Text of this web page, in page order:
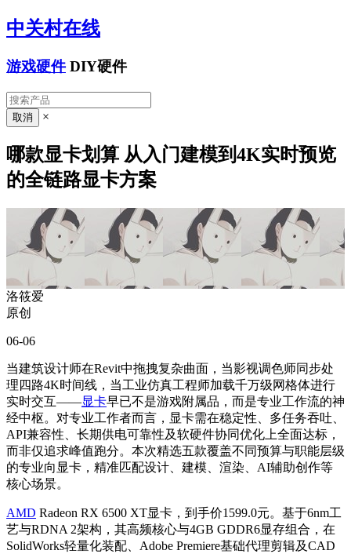
中关村在线
游戏硬件 DIY硬件
×
哪款显卡划算 从入门建模到4K实时预览
的全链路显卡方案
洛筱爱
原创
06-06
当建筑设计师在Revit中拖拽复杂曲面，当影视调色师同步处
理四路4K时间线，当工业仿真工程师加载千万级网格体进行
实时交互——显卡早已不是游戏附属品，而是专业工作流的神
经中枢。对专业工作者而言，显卡需在稳定性、多任务吞吐、
API兼容性、长期供电可靠性及软硬件协同优化上全面达标，
而非仅追求峰值跑分。本次精选五款覆盖不同预算与职能层级
的专业向显卡，精准匹配设计、建模、渲染、AI辅助创作等
核心场景。
AMD Radeon RX 6500 XT显卡，到手价1599.0元。基于6nm工
艺与RDNA 2架构，其高频核心与4GB GDDR6显存组合，在
SolidWorks轻量化装配、Adobe Premiere基础代理剪辑及CAD